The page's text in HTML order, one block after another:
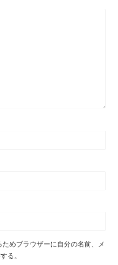
めブラウザーに自分の名前、メ
る。